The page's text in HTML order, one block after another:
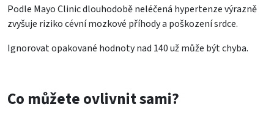
Podle Mayo Clinic dlouhodobě neléčená hypertenze výrazně
zvyšuje riziko cévní mozkové příhody a poškození srdce.
Ignorovat opakované hodnoty nad 140 už může být chyba.
Co můžete ovlivnit sami?